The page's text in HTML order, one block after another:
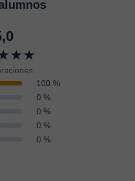
100 %
0 %
0 %
0 %
0 %